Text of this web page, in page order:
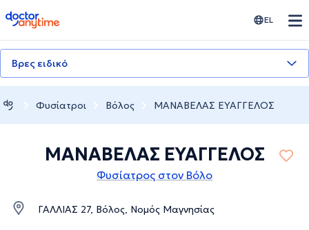
doctoranytime EL
Βρες ειδικό
Φυσίατροι Βόλος ΜΑΝΑΒΕΛΑΣ ΕΥΑΓΓΕΛΟΣ
ΜΑΝΑΒΕΛΑΣ ΕΥΑΓΓΕΛΟΣ
Φυσίατρος στον Βόλο
ΓΑΛΛΙΑΣ 27, Βόλος, Νομός Μαγνησίας